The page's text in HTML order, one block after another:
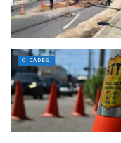
CIDADES